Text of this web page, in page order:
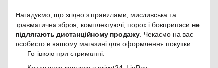
Нагадуємо, що згідно з правилами, мисливська та
травматична зброя, комплектуючі, порох і боєприпаси не
підлягають дистанційному продажу . Чекаємо на вас
особисто в нашому магазині для оформлення покупки.
Готівкою при отриманні.